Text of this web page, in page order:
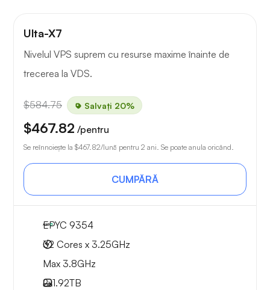
Ulta-X7
Nivelul VPS suprem cu resurse maxime înainte de
trecerea la VDS.
$584.75 Salvați 20%
$467.82 /pentru
Se reînnoiește la $467.82/lună pentru 2 ani. Se poate anula oricând.
CUMPĂRĂ
EPYC 9354
32 Cores x 3.25GHz
Max 3.8GHz
2x1.92TB